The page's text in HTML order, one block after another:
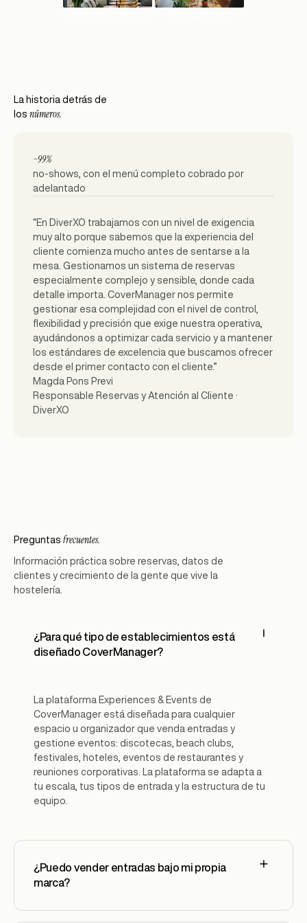
La historia detrás de
los números.
−99%
no-shows, con el menú completo cobrado por
adelantado
“En DiverXO trabajamos con un nivel de exigencia
muy alto porque sabemos que la experiencia del
cliente comienza mucho antes de sentarse a la
mesa. Gestionamos un sistema de reservas
especialmente complejo y sensible, donde cada
detalle importa. CoverManager nos permite
gestionar esa complejidad con el nivel de control,
flexibilidad y precisión que exige nuestra operativa,
ayudándonos a optimizar cada servicio y a mantener
los estándares de excelencia que buscamos ofrecer
desde el primer contacto con el cliente.”
Magda Pons Previ
Responsable Reservas y Atención al Cliente ·
DiverXO
Preguntas frecuentes.
Información práctica sobre reservas, datos de
clientes y crecimiento de la gente que vive la
hostelería.
¿Para qué tipo de establecimientos está
diseñado CoverManager?
La plataforma Experiences & Events de
CoverManager está diseñada para cualquier
espacio u organizador que venda entradas y
gestione eventos: discotecas, beach clubs,
festivales, hoteles, eventos de restaurantes y
reuniones corporativas. La plataforma se adapta a
tu escala, tus tipos de entrada y la estructura de tu
equipo.
¿Puedo vender entradas bajo mi propia
marca?